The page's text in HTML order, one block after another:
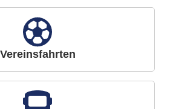
Vereinsfahrten